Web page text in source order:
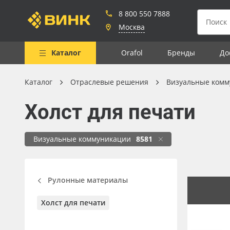
8 800 550 7888
Москва
Каталог Orafol Бренды
Весь каталог
Рулонные материалы
Листовые материалы
Клей, скотчи и крепёж
Мобильные конструкции и
Каталог Отраслевые решения Визуальные
Холст для печати
Визуальные коммуникации 8581
Рулонные материалы
Холст для печати